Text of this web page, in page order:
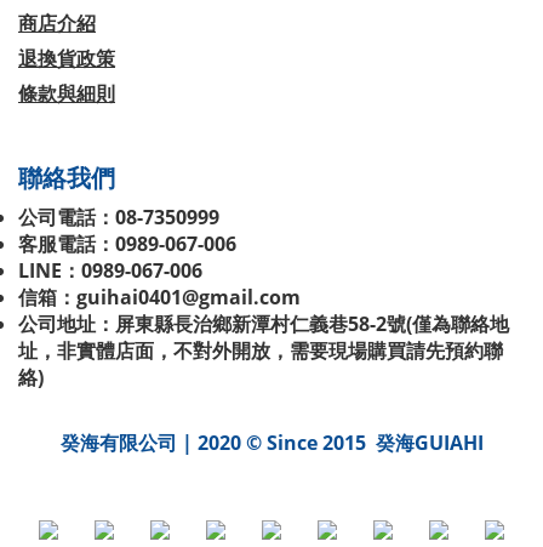
商店介紹
退換貨政策
條款與細則
聯絡我們
公司電話：08-7350999
客服電話：0989-067-006
LINE：0989-067-006
信箱：guihai0401@gmail.com
公司地址：屏東縣長治鄉新潭村仁義巷58-2號(僅為聯絡地
址，非實體店面，不對外開放，需要現場購買請先預約聯
絡)
癸海有限公司 | 2020 © Since 2015 癸海GUIAHI